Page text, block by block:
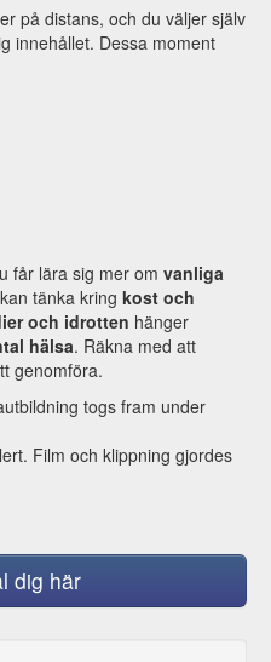
på distans, och du väljer själv
innehållet. Dessa moment
får lära sig mer om vanliga
tänka kring kost och
och idrotten hänger
hälsa. Räkna med att
genomföra.
togs fram under
Film och klippning gjordes
dig här